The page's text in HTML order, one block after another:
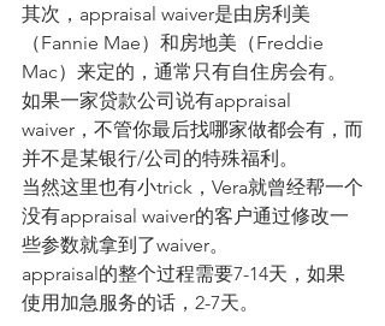
其次，appraisal waiver是由房利美
（Fannie Mae）和房地美（Freddie
Mac）来定的，通常只有自住房会有。
如果一家贷款公司说有appraisal
waiver，不管你最后找哪家做都会有，而
并不是某银行/公司的特殊福利。
当然这里也有小trick，Vera就曾经帮一个
没有appraisal waiver的客户通过修改一
些参数就拿到了waiver。
appraisal的整个过程需要7-14天，如果
使用加急服务的话，2-7天。